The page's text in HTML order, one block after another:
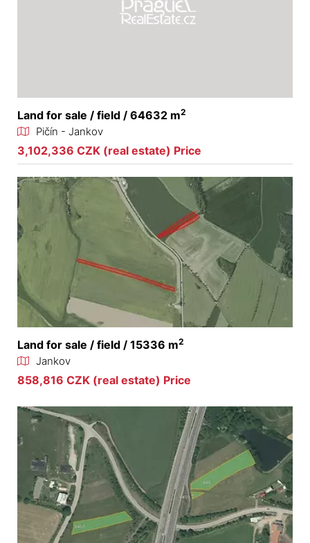
Land for sale / field / 64632 m2
Pičín - Jankov
3,102,336 CZK (real estate) Price
Land for sale / field / 15336 m2
Jankov
858,816 CZK (real estate) Price